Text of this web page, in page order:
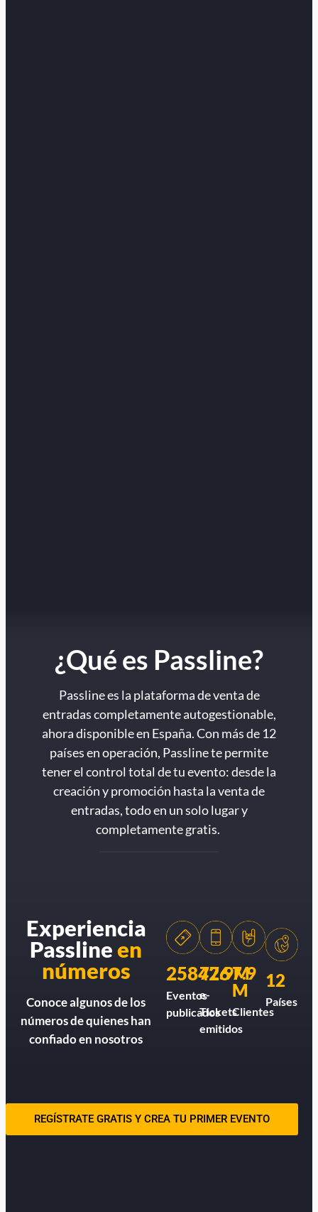
¿Qué es Passline?
Passline es la plataforma de venta de
entradas completamente autogestionable,
ahora disponible en España. Con más de 12
países en operación, Passline te permite
tener el control total de tu evento: desde la
creación y promoción hasta la venta de
entradas, todo en un solo lugar y
completamente gratis.
Experiencia
Passlineen
números
Conoce algunos de los
números de quienes han
confiado en nosotros
258426
Eventos
publicados
77.9M
e-
Tickets
emitidos
7.9
M
Clientes
12
Países
REGÍSTRATE GRATIS Y CREA TU PRIMER EVENTO